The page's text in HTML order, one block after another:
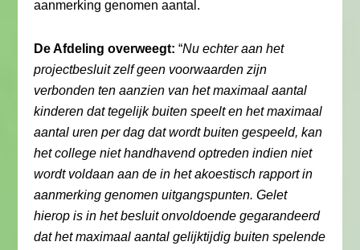
aanmerking genomen aantal.
De Afdeling overweegt: “Nu echter aan het
projectbesluit zelf geen voorwaarden zijn
verbonden ten aanzien van het maximaal aantal
kinderen dat tegelijk buiten speelt en het maximaal
aantal uren per dag dat wordt buiten gespeeld, kan
het college niet handhavend optreden indien niet
wordt voldaan aan de in het akoestisch rapport in
aanmerking genomen uitgangspunten. Gelet
hierop is in het besluit onvoldoende gegarandeerd
dat het maximaal aantal gelijktijdig buiten spelende